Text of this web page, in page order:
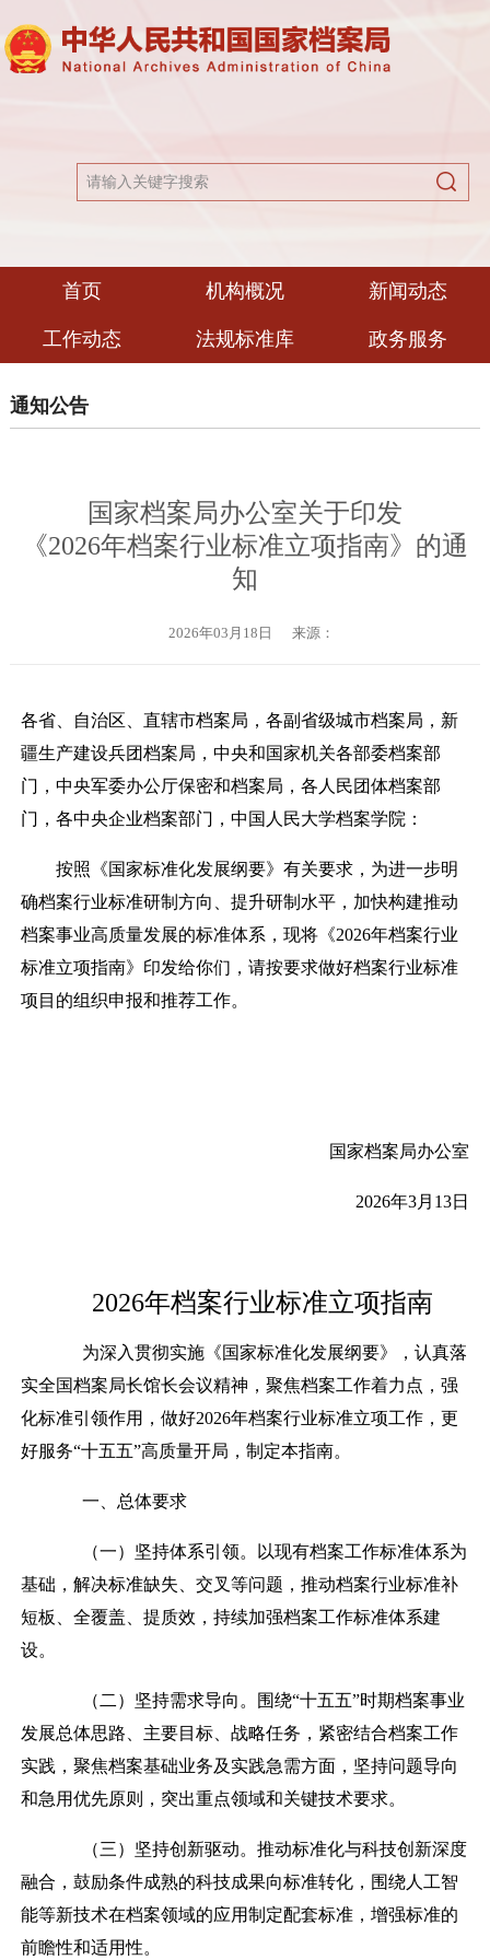
首页 机构概况 新闻动态
工作动态 法规标准库 政务服务
通知公告
国家档案局办公室关于印发
《2026年档案行业标准立项指南》的通
知
2026年03月18日 来源：
各省、自治区、直辖市档案局，各副省级城市档案局，新
疆生产建设兵团档案局，中央和国家机关各部委档案部
门，中央军委办公厅保密和档案局，各人民团体档案部
门，各中央企业档案部门，中国人民大学档案学院：
按照《国家标准化发展纲要》有关要求，为进一步明
确档案行业标准研制方向、 提升研制水平，加快构建推动
档案事业高质量发展的标准体系，现将《2026年档案行业
标准立项指南》印发给你们，请按要求做好档案行业标准
项目的组织申报和推荐工作。
国家档案局办公室
2026年3月 13日
2026年档案行业标准立项指南
为深入贯彻实施《国家标准化发展纲要》，认真落
实全国档案局长馆长会议精神，聚焦档案工作着力点，强
化标准引领作用，做好2026年档案行业标准立项工作， 更
好服务“十五五”高质量开局，制定本指南。
一、 总体要求
（一）坚持体系引领。
以现有档案工作标准体系为
基础，解决标准缺失、交叉等问题，推动档案行业标准补
短板、全覆盖、提质效，持续加强档案工作标准体系建
设。
（二）坚持需求导向。 围绕“十五五”时期档案事业
发展总体思路、主要目标、战略任务，紧密结合档案工作
实践，聚焦档案基础业务及实践急需方面，坚持问题导向
和急用优先原则，突出重点领域和关键技术要求。
（三）坚持创新驱动。 推动标准化与科技创新深度
融合，鼓励条件成熟的科技成果向标准转化，围绕人工智
能等新技术在档案领域的应用制定配套标准，增强标准的
前瞻性和适用性。